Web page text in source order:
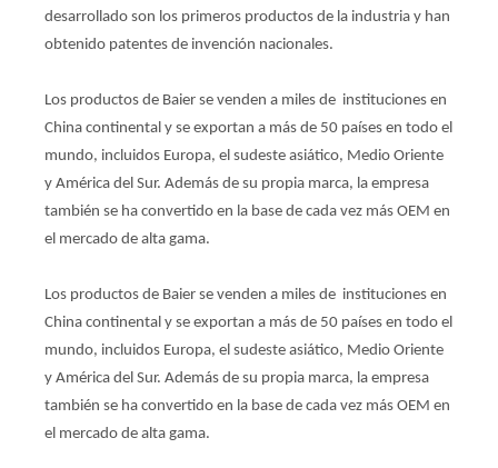
desarrollado son los primeros productos de la industria y han
obtenido patentes de invención nacionales.
Los productos de Baier se venden a miles de instituciones en
China continental y se exportan a más de 50 países en todo el
mundo, incluidos Europa, el sudeste asiático, Medio Oriente
y América del Sur. Además de su propia marca, la empresa
también se ha convertido en la base de cada vez más OEM en
el mercado de alta gama.
Los productos de Baier se venden a miles de instituciones en
China continental y se exportan a más de 50 países en todo el
mundo, incluidos Europa, el sudeste asiático, Medio Oriente
y América del Sur. Además de su propia marca, la empresa
también se ha convertido en la base de cada vez más OEM en
el mercado de alta gama.